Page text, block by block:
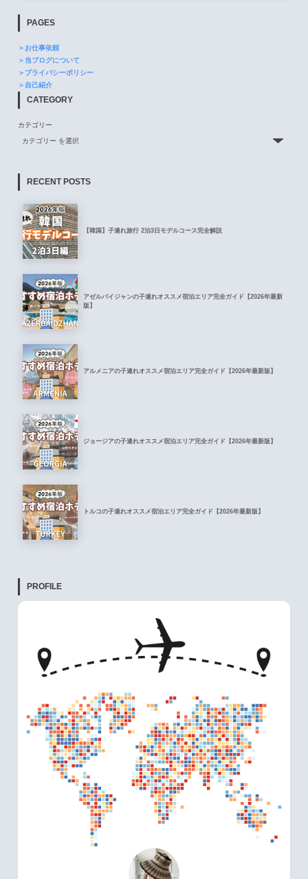
PAGES
＞お仕事依頼
＞当ブログについて
＞プライバシーポリシー
＞自己紹介
CATEGORY
カテゴリー
RECENT POSTS
【韓国】子連れ旅行 2泊3日モデルコース完全解説
アゼルバイジャンの子連れオススメ宿泊エリア完全ガイド【2026年最新
版】
アルメニアの子連れオススメ宿泊エリア完全ガイド【2026年最新版】
ジョージアの子連れオススメ宿泊エリア完全ガイド【2026年最新版】
トルコの子連れオススメ宿泊エリア完全ガイド【2026年最新版】
PROFILE